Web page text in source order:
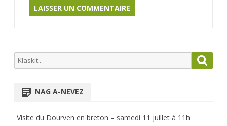
Search
for:
NAG A-NEVEZ
Visite du Dourven en breton – samedi 11 juillet à 11h